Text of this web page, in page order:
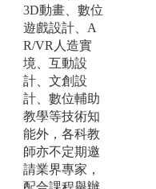
3D動畫、數位
遊戲設計、A
R/VR人造實
境、互動設
計、文創設
計、數位輔助
教學等技術知
能外，各科教
師亦不定期邀
請業界專家，